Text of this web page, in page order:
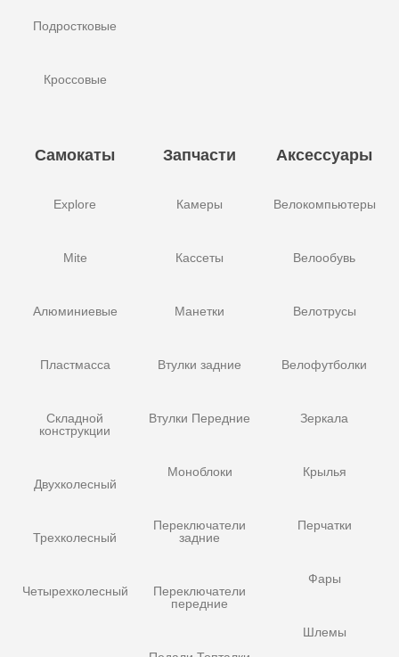
Подростковые
Кроссовые
Самокаты
Explore
Mite
Алюминиевые
Пластмасса
Складной
конструкции
Двухколесный
Трехколесный
Четырехколесный
Запчасти
Камеры
Кассеты
Манетки
Втулки задние
Втулки Передние
Моноблоки
Переключатели
задние
Переключатели
передние
Аксессуары
Велокомпьютеры
Велообувь
Велотрусы
Велофутболки
Зеркала
Крылья
Перчатки
Фары
Шлемы